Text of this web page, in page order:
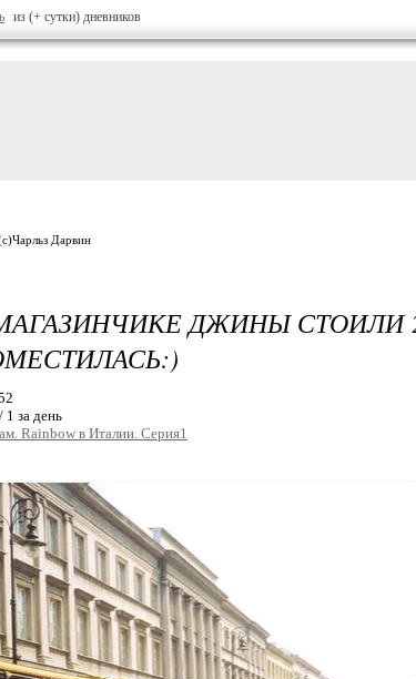
из (+ сутки) дневников
Дарвин
ДЖИНЫ СТОИЛИ
1 за день
Rainbow в Италии. Серия1